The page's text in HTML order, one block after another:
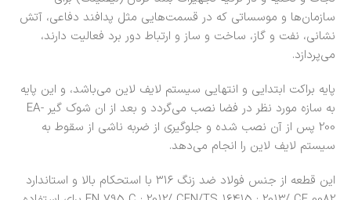
سازمان‌ها و موسساتی که در قسمت‌هایی مثل پدافند دفاعی، آتش
نشانی، نفت و گاز، ساخت و ساز و ارتباط دور برد فعالیت دارند،
می‌پردازد.
پایه براکت ابتدایی و انتهایی سیستم لایف لاین می‌باشد، و این پایه
به سازه مورد نظر در فضا نصب می‌گردد و بعد از ان شوک گیر EA-
200 پس از آن نصب شده و جلوگیری از ضربه ناشی از سقوط به
سیستم لایف لاین را انجام می‌دهد.
این قطعه از جنس فولاد ضد زنگ 316 با استحکام بالا و استاندارد